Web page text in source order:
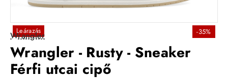
Leárazás -35%
Wrangler
Wrangler - Rusty - Sneaker
Férfi utcai cipő